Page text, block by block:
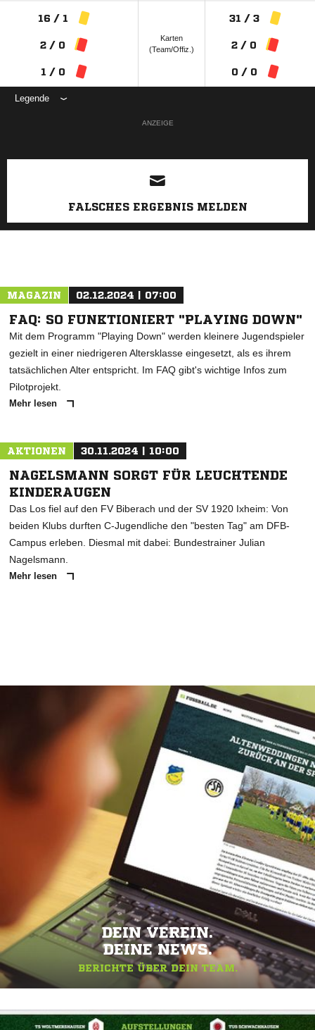
16 / 1
2 / 0
1 / 0
Karten
(Team/Offiz.)
31 / 3
2 / 0
0 / 0
Legende
ANZEIGE
FALSCHES ERGEBNIS MELDEN
MAGAZIN 02.12.2024 | 07:00
FAQ: SO FUNKTIONIERT "PLAYING DOWN"
Mit dem Programm "Playing Down" werden kleinere Jugendspieler
gezielt in einer niedrigeren Altersklasse eingesetzt, als es ihrem
tatsächlichen Alter entspricht. Im FAQ gibt's wichtige Infos zum
Pilotprojekt.
Mehr lesen
AKTIONEN 30.11.2024 | 10:00
NAGELSMANN SORGT FÜR LEUCHTENDE
KINDERAUGEN
Das Los fiel auf den FV Biberach und der SV 1920 Ixheim: Von
beiden Klubs durften C-Jugendliche den "besten Tag" am DFB-
Campus erleben. Diesmal mit dabei: Bundestrainer Julian
Nagelsmann.
Mehr lesen
DEIN VEREIN.
DEINE NEWS.
BERICHTE ÜBER DEIN TEAM.